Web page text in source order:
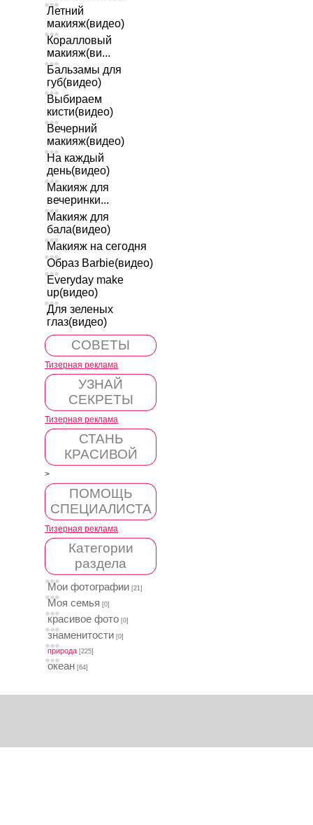
Летний
макияж(видео)
Коралловый
макияж(ви...
Бальзамы для
губ(видео)
Выбираем
кисти(видео)
Вечерний
макияж(видео)
На каждый
день(видео)
Макияж для
вечеринки...
Макияж для
бала(видео)
Макияж на сегодня
Образ Barbie(видео)
Everyday make
up(видео)
Для зеленых
глаз(видео)
СОВЕТЫ
Тизерная реклама
УЗНАЙ
СЕКРЕТЫ
Тизерная реклама
СТАНЬ
КРАСИВОЙ
>
ПОМОЩЬ
СПЕЦИАЛИСТА
Тизерная реклама
Категории
раздела
Мои фотографии [21]
Моя семья [0]
красивое фото [0]
знаменитости [0]
природа [225]
океан [64]